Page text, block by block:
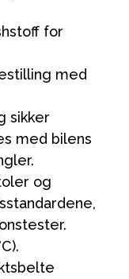
for
med
sikker
med bilens
og